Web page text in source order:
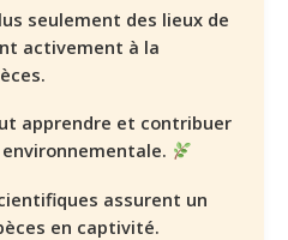
seulement des lieux de
activement à la
apprendre et contribuer
assurent un
en captivité.